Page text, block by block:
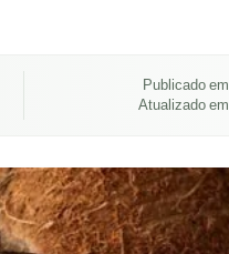
Publicado em
Atualizado em